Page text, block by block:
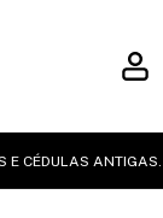
E CÉDULAS ANTIGAS.